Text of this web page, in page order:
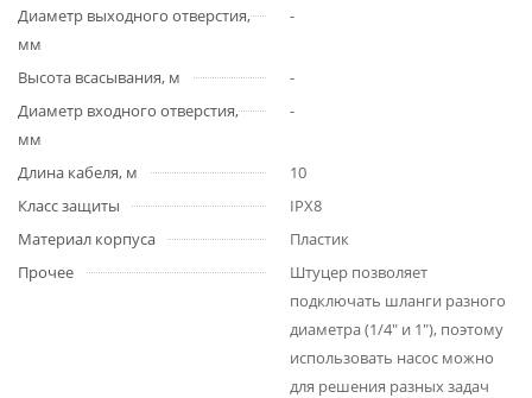
Диаметр выходного отверстия,
мм
-
Высота всасывания, м
-
Диаметр входного отверстия,
мм
-
Длина кабеля, м
10
Класс защиты
IPX8
Материал корпуса
Пластик
Прочее
Штуцер позволяет
подключать шланги разного
диаметра (1/4" и 1"), поэтому
использовать насос можно
для решения разных задач